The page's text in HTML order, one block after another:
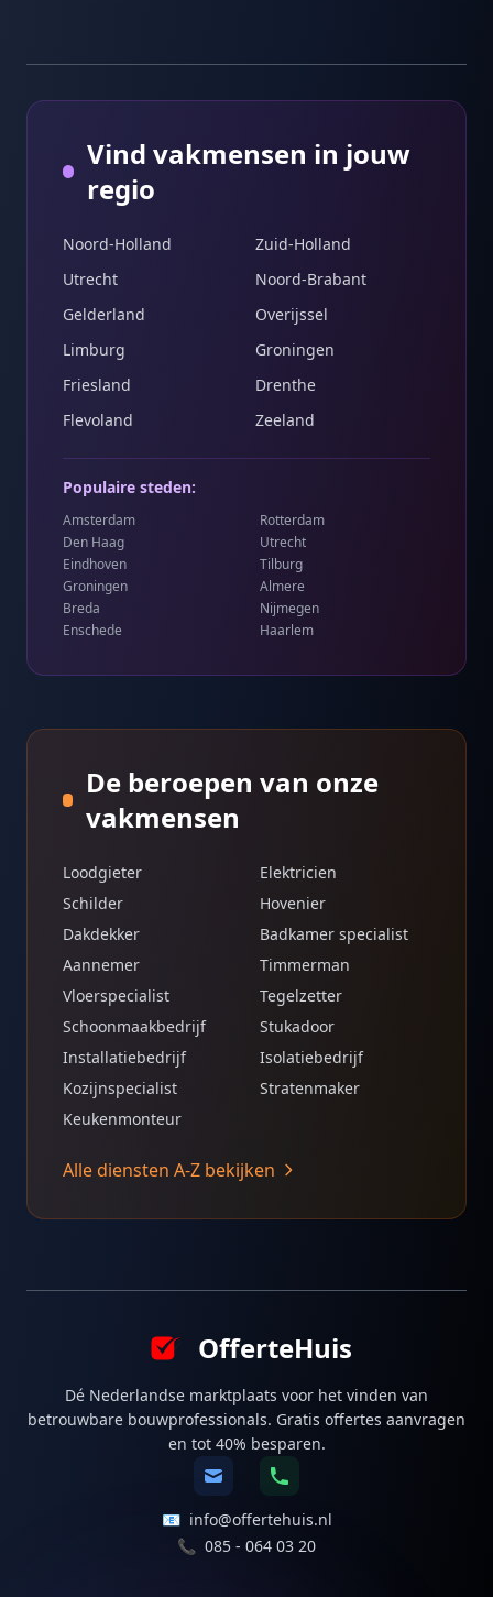
Vind vakmensen in jouw
regio
Noord-Holland
Zuid-Holland
Utrecht
Noord-Brabant
Gelderland
Overijssel
Limburg
Groningen
Friesland
Drenthe
Flevoland
Zeeland
Populaire steden:
Amsterdam
Rotterdam
Den Haag
Utrecht
Eindhoven
Tilburg
Groningen
Almere
Breda
Nijmegen
Enschede
Haarlem
De beroepen van onze
vakmensen
Loodgieter
Elektricien
Schilder
Hovenier
Dakdekker
Badkamer specialist
Aannemer
Timmerman
Vloerspecialist
Tegelzetter
Schoonmaakbedrijf
Stukadoor
Installatiebedrijf
Isolatiebedrijf
Kozijnspecialist
Stratenmaker
Keukenmonteur
Alle diensten A-Z bekijken
OfferteHuis
Dé Nederlandse marktplaats voor het vinden van
betrouwbare bouwprofessionals. Gratis offertes aanvragen
en tot 40% besparen.
📧 info@offertehuis.nl
📞 085 - 064 03 20